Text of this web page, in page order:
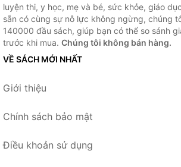
luyện thi, y học, mẹ và bé, sức khỏe, giáo
sẵn có cùng sự nỗ lực không ngừng, chúng
140000 đầu sách, giúp bạn có thể so sánh
trước khi mua. Chúng tôi không bán hàng.
VỀ SÁCH MỚI NHẤT
Giới thiệu
Chính sách bảo mật
Điều khoản sử dụng